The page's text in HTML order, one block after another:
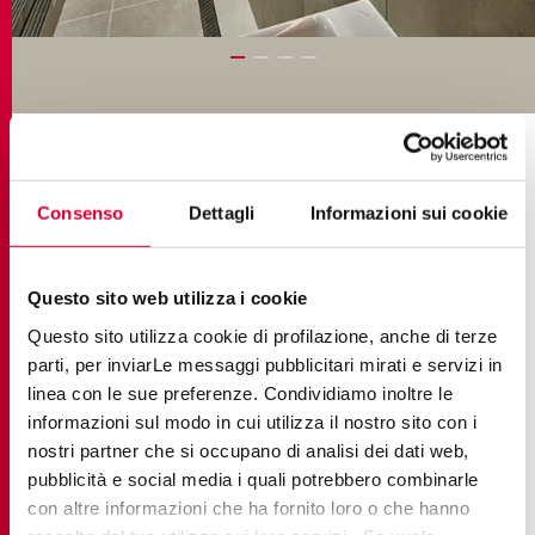
Consenso Dettagli Informazioni sui cookie
Questo sito web utilizza i cookie
Questo sito utilizza cookie di profilazione, anche di terze
parti, per inviarLe messaggi pubblicitari mirati e servizi in
linea con le sue preferenze. Condividiamo inoltre le
informazioni sul modo in cui utilizza il nostro sito con i
nostri partner che si occupano di analisi dei dati web,
pubblicità e social media i quali potrebbero combinarle
con altre informazioni che ha fornito loro o che hanno
COLLECTIONS IN THE PROJECT